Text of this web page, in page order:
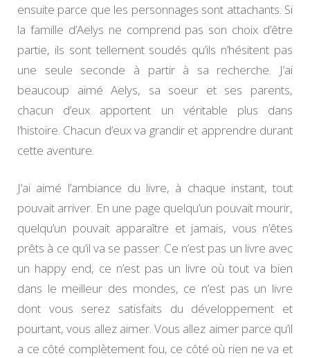
ensuite parce que les personnages sont attachants. Si
la famille d’Aelys ne comprend pas son choix d’être
partie, ils sont tellement soudés qu’ils n’hésitent pas
une seule seconde à partir à sa recherche. J’ai
beaucoup aimé Aelys, sa soeur et ses parents,
chacun d’eux apportent un véritable plus dans
l’histoire. Chacun d’eux va grandir et apprendre durant
cette aventure.
J’ai aimé l’ambiance du livre, à chaque instant, tout
pouvait arriver. En une page quelqu’un pouvait mourir,
quelqu’un pouvait apparaître et jamais, vous n’êtes
prêts à ce qu’il va se passer. Ce n’est pas un livre avec
un happy end, ce n’est pas un livre où tout va bien
dans le meilleur des mondes, ce n’est pas un livre
dont vous serez satisfaits du développement et
pourtant, vous allez aimer. Vous allez aimer parce qu’il
a ce côté complètement fou, ce côté où rien ne va et